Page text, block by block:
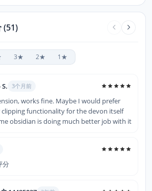
(51)
3★ 2★ 1★
3个月前
works fine. Maybe I would prefer
functionality for the devon itself
obsidian is doing much better job with it
分